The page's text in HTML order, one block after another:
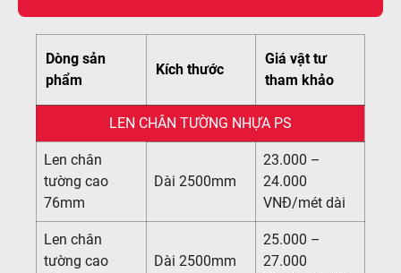
Dòng sản
phẩm
Kích thước
Giá vật tư
tham khảo
LEN CHÂN TƯỜNG NHỰA PS
Len chân
tường cao
76mm
Dài 2500mm
23.000 –
24.000
VNĐ/mét dài
Len chân
tường cao
Dài 2500mm
25.000 –
27.000